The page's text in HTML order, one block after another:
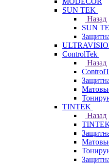
SUN TEK
Назад
SUN
ControlTek
Назад
TINTEK
Назад